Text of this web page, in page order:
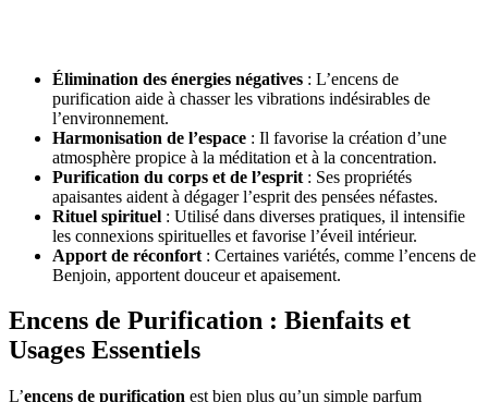
Élimination des énergies négatives : L’encens de
purification aide à chasser les vibrations indésirables de
l’environnement.
Harmonisation de l’espace : Il favorise la création d’une
atmosphère propice à la méditation et à la concentration.
Purification du corps et de l’esprit : Ses propriétés
apaisantes aident à dégager l’esprit des pensées néfastes.
Rituel spirituel : Utilisé dans diverses pratiques, il intensifie
les connexions spirituelles et favorise l’éveil intérieur.
Apport de réconfort : Certaines variétés, comme l’encens de
Benjoin, apportent douceur et apaisement.
Encens de Purification : Bienfaits et
Usages Essentiels
L’encens de purification est bien plus qu’un simple parfum